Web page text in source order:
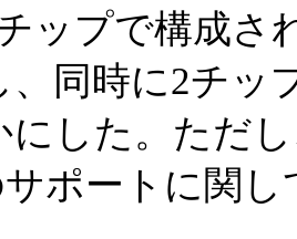
ップで構成さ
、同時に2チッ
にした。ただ
サポートに関